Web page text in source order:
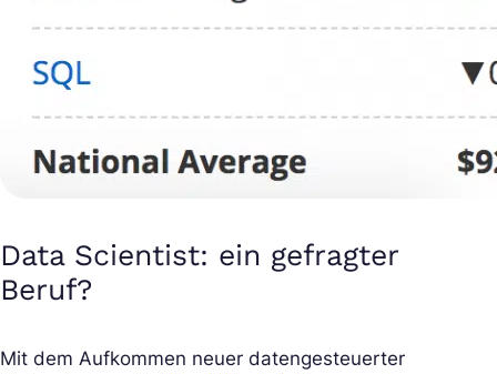
Data Scientist: ein gefragter
Beruf?
Mit dem Aufkommen neuer datengesteuerter